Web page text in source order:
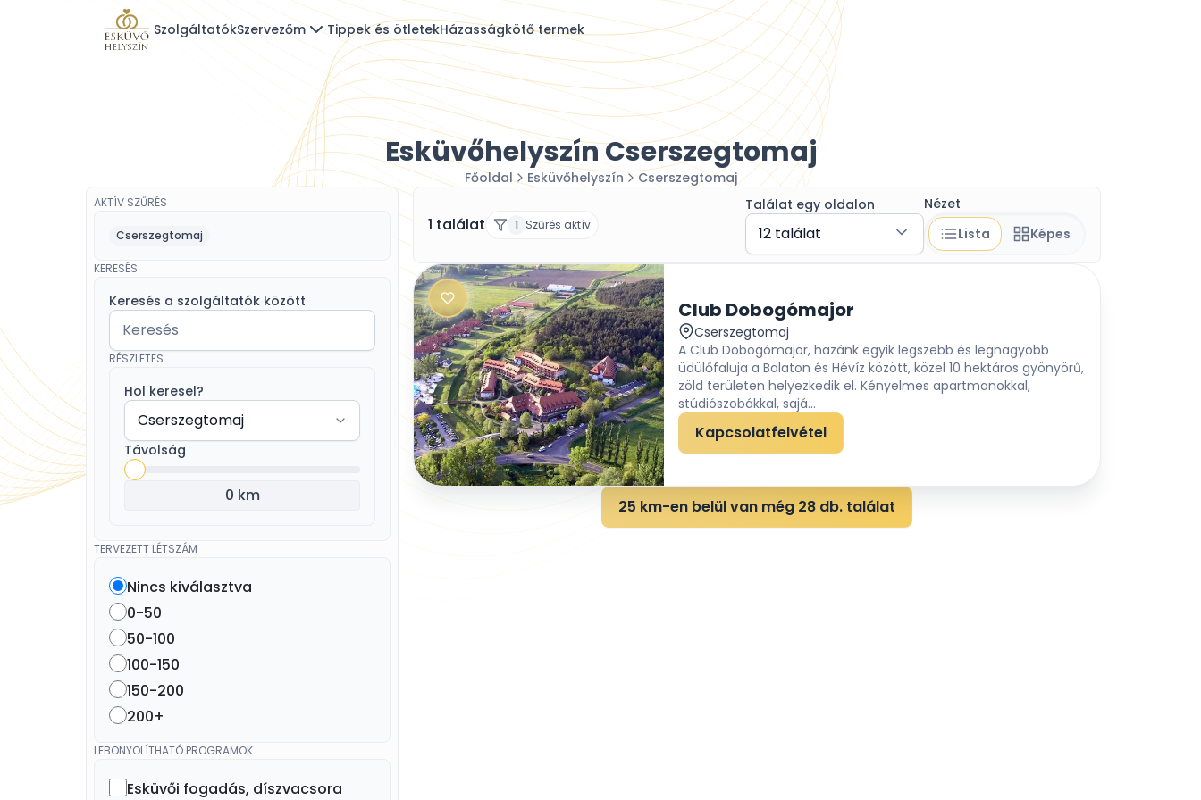
SzolgáltatókSzervezőm Tippek és ötletekHázasságkötő termek
Esküvőhelyszín Cserszegtomaj
Főoldal Esküvőhelyszín Cserszegtomaj
AKTÍV SZŰRÉS
Cserszegtomaj
KERESÉS
Keresés a szolgáltatók között
RÉSZLETES
Hol keresel?
Távolság
0 km
TERVEZETT LÉTSZÁM
Nincs kiválasztva
0-50
50-100
100-150
150-200
200+
LEBONYOLÍTHATÓ PROGRAMOK
Esküvői fogadás, díszvacsora
1 találat 1 Szűrés aktív
Találat egy oldalon
12 találat
Nézet
Lista
Képes
Club Dobogómajor
Cserszegtomaj
A Club Dobogómajor, hazánk egyik legszebb és legnagyobb
üdülőfaluja a Balaton és Hévíz között, közel 10 hektáros gyönyörű,
zöld területen helyezkedik el. Kényelmes apartmanokkal,
stúdiószobákkal, sajá...
Kapcsolatfelvétel
25 km-en belül van még 28 db. találat